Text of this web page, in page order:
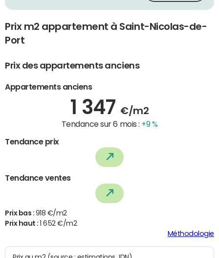
Prix m2 appartement à Saint-Nicolas-de-
Port
Prix des appartements anciens
Appartements anciens
1 347 €/m2
Tendance sur 6 mois : +9 %
Tendance prix
Tendance ventes
Prix bas : 918 €/m2
Prix haut :1 652 €/m2
Méthodologie